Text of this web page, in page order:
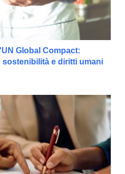
Global Compact:
e diritti umani